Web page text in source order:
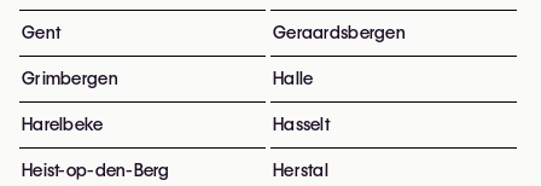
Gent Geraardsbergen
Grimbergen Halle
Harelbeke Hasselt
Heist-op-den-Berg Herstal